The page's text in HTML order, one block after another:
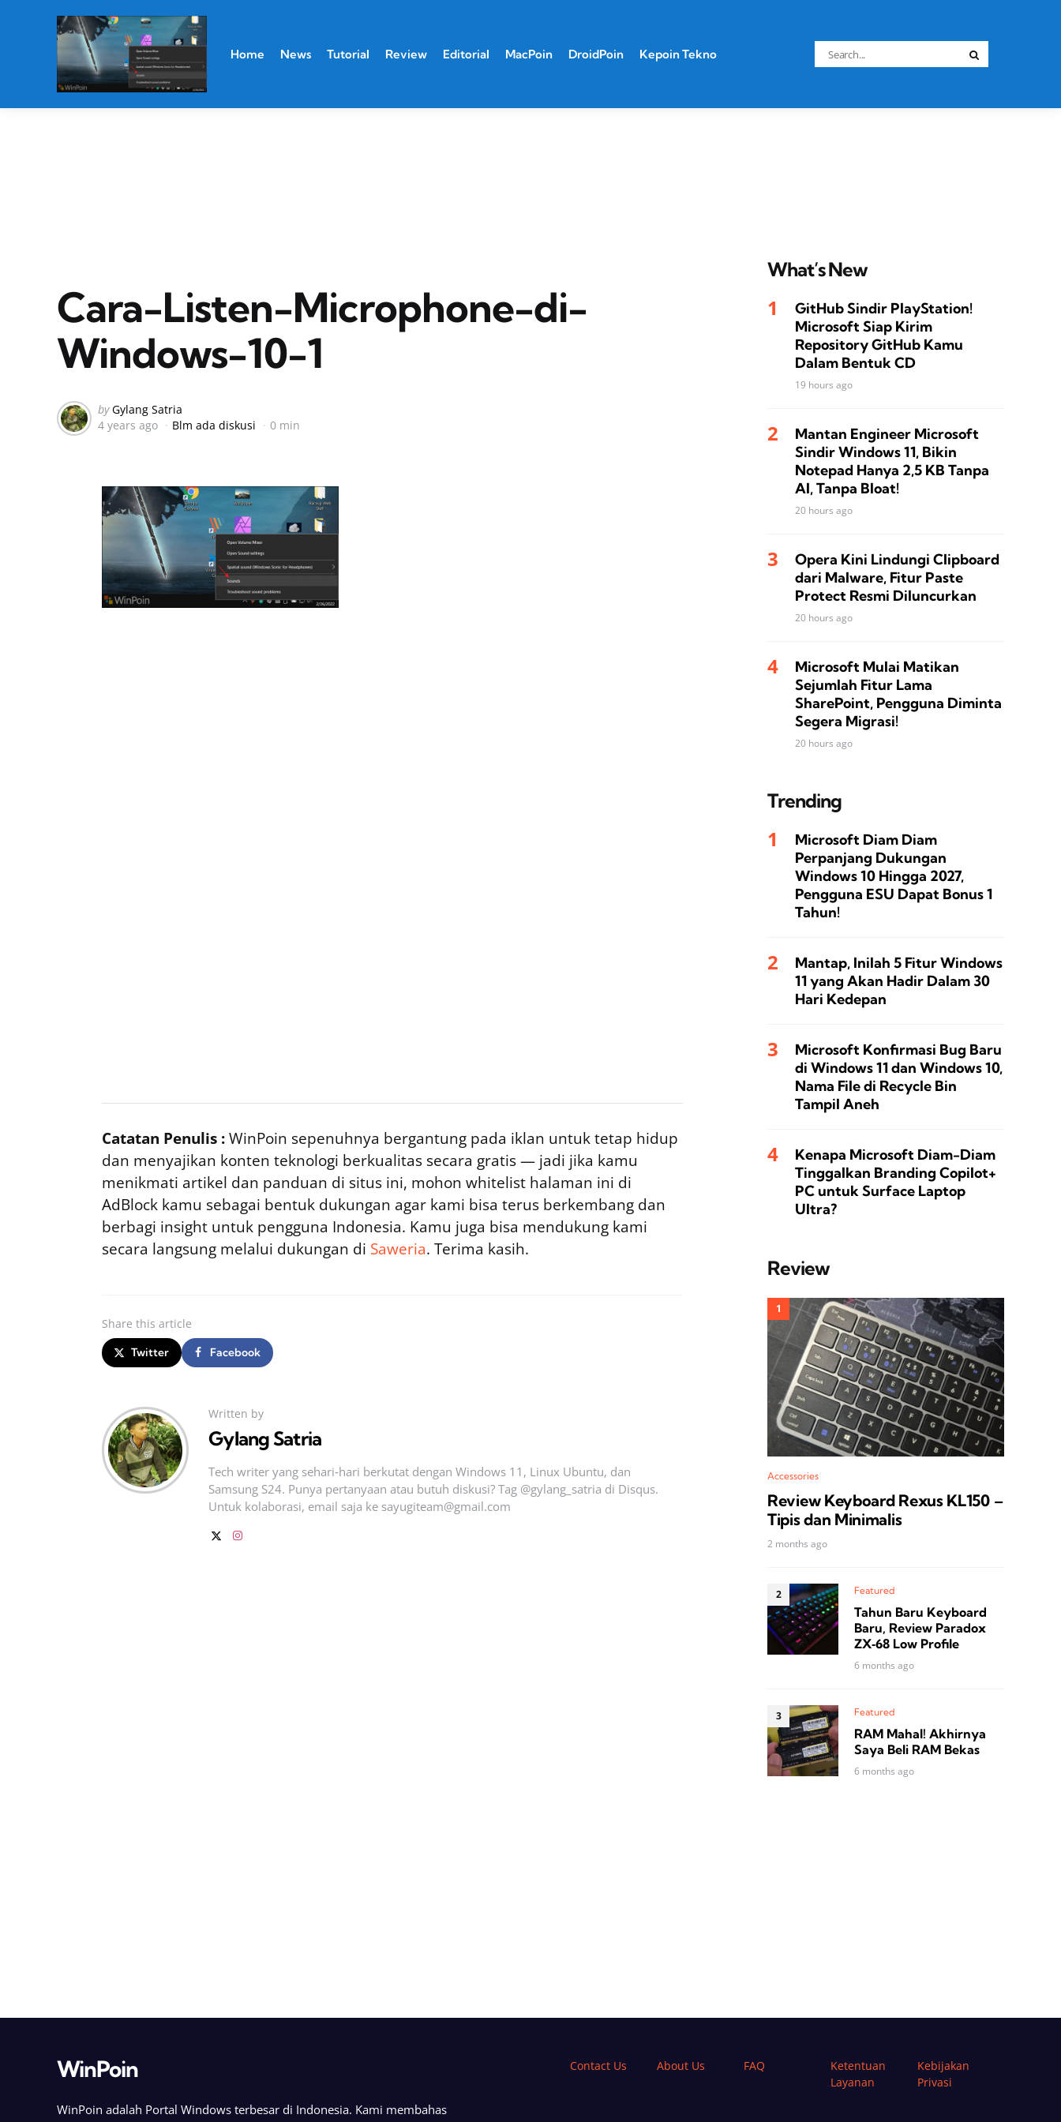
Home News Tutorial Review Editorial MacPoin DroidPoin Kepoin Tekno
Search
for:
Cara-Listen-Microphone-di-
Windows-10-1
Posted
by
by Gylang Satria
4 years ago
Blm ada diskusi 0 min
Catatan Penulis :WinPoin sepenuhnya bergantung pada iklan untuk tetap hidup
dan menyajikan konten teknologi berkualitas secara gratis — jadi jika kamu
menikmati artikel dan panduan di situs ini, mohon whitelist halaman ini di
AdBlock kamu sebagai bentuk dukungan agar kami bisa terus berkembang dan
berbagi insight untuk pengguna Indonesia. Kamu juga bisa mendukung kami
secara langsung melalui dukungan di Saweria. Terima kasih.
Share this article
Twitter Facebook
Written by
Gylang Satria
Tech writer yang sehari‑hari berkutat dengan Windows 11, Linux Ubuntu, dan
Samsung S24. Punya pertanyaan atau butuh diskusi? Tag @gylang_satria di Disqus.
Untuk kolaborasi, email saja ke sayugiteam@gmail.com
What’s New
GitHub Sindir PlayStation!
Microsoft Siap Kirim
Repository GitHub Kamu
Dalam Bentuk CD
19 hours ago
Mantan Engineer Microsoft
Sindir Windows 11, Bikin
Notepad Hanya 2,5 KB Tanpa
AI, Tanpa Bloat!
20 hours ago
Opera Kini Lindungi Clipboard
dari Malware, Fitur Paste
Protect Resmi Diluncurkan
20 hours ago
Microsoft Mulai Matikan
Sejumlah Fitur Lama
SharePoint, Pengguna Diminta
Segera Migrasi!
20 hours ago
Trending
Microsoft Diam Diam
Perpanjang Dukungan
Windows 10 Hingga 2027,
Pengguna ESU Dapat Bonus 1
Tahun!
Mantap, Inilah 5 Fitur Windows
11 yang Akan Hadir Dalam 30
Hari Kedepan
Microsoft Konfirmasi Bug Baru
di Windows 11 dan Windows 10,
Nama File di Recycle Bin
Tampil Aneh
Kenapa Microsoft Diam-Diam
Tinggalkan Branding Copilot+
PC untuk Surface Laptop
Ultra?
Review
Accessories
Review Keyboard Rexus KL150 –
Tipis dan Minimalis
2 months ago
Featured
Tahun Baru Keyboard
Baru, Review Paradox
ZX‑68 Low Profile
6 months ago
Featured
RAM Mahal! Akhirnya
Saya Beli RAM Bekas
6 months ago
WinPoin
WinPoin adalah Portal Windows terbesar di Indonesia. Kami membahas
Contact Us About Us FAQ
Ketentuan
Layanan
Kebijakan
Privasi